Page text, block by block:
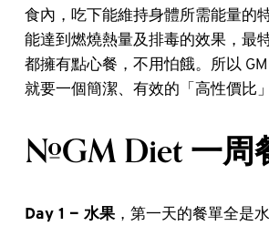
食內，吃下能維持身體所需能量的
能達到燃燒熱量及排毒的效果，最
都擁有點心餐，不用怕餓。所以 GM
就要一個簡潔、有效的「高性價比
#GM Diet 一周
Day 1 — 水果，第一天的餐單全是